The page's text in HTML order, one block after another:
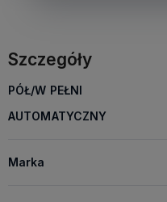
Szczegóły
PÓŁ/W PEŁNI
AUTOMATYCZNY
Marka